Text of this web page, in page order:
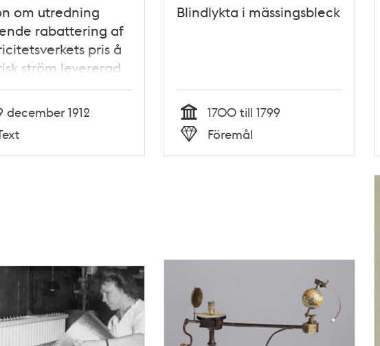
om utredning
rabattering af
pris å
ström levererad
boende i
om högst 3
kök -
1912
december 1912
Blindlykta i mässingsbleck
Tid
1700 till 1799
Typ
Föremål